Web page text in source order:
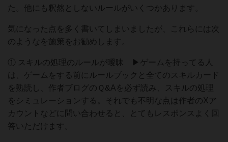
た。他にも釈然としないルールがいくつかあります。
気になった点を多く書いてしまいましたが、これらには次
のようなを施策をお勧めします。
① スキルの処理のルールが曖昧 ▶︎ゲームを持ってる人
は、ゲームをする前にルールブックと全てのスキルカード
を熟読し、作者ブログのＱ&Aを必ず読み、スキルの処理
をシミュレーションする。それでも不明な点は作者のXア
カウントなどに問い合わせると、とてもレスポンスよく回
答いただけます。